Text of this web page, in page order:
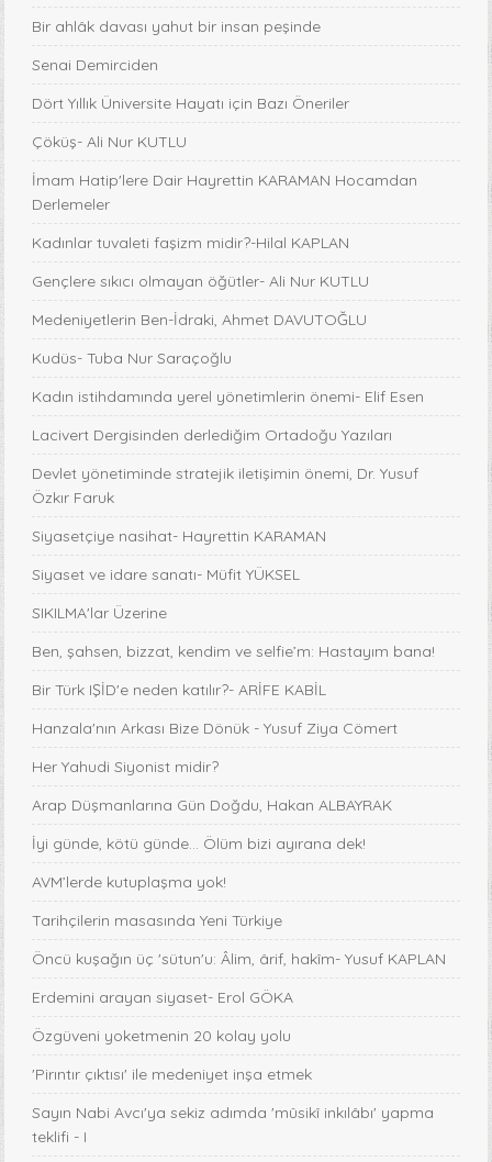
Bir ahlâk davası yahut bir insan peşinde
Senai Demirciden
Dört Yıllık Üniversite Hayatı için Bazı Öneriler
Çöküş- Ali Nur KUTLU
İmam Hatip'lere Dair Hayrettin KARAMAN Hocamdan
Derlemeler
Kadınlar tuvaleti faşizm midir?-Hilal KAPLAN
Gençlere sıkıcı olmayan öğütler- Ali Nur KUTLU
Medeniyetlerin Ben-İdraki, Ahmet DAVUTOĞLU
Kudüs- Tuba Nur Saraçoğlu
Kadın istihdamında yerel yönetimlerin önemi- Elif Esen
Lacivert Dergisinden derlediğim Ortadoğu Yazıları
Devlet yönetiminde stratejik iletişimin önemi, Dr. Yusuf
Özkır Faruk
Siyasetçiye nasihat- Hayrettin KARAMAN
Siyaset ve idare sanatı- Müfit YÜKSEL
SIKILMA'lar Üzerine
Ben, şahsen, bizzat, kendim ve selfie’m: Hastayım bana!
Bir Türk IŞİD'e neden katılır?- ARİFE KABİL
Hanzala'nın Arkası Bize Dönük - Yusuf Ziya Cömert
Her Yahudi Siyonist midir?
Arap Düşmanlarına Gün Doğdu, Hakan ALBAYRAK
İyi günde, kötü günde... Ölüm bizi ayırana dek!
AVM’lerde kutuplaşma yok!
Tarihçilerin masasında Yeni Türkiye
Öncü kuşağın üç 'sütun'u: Âlim, ârif, hakîm- Yusuf KAPLAN
Erdemini arayan siyaset- Erol GÖKA
Özgüveni yoketmenin 20 kolay yolu
'Pirıntır çıktısı' ile medeniyet inşa etmek
Sayın Nabi Avcı'ya sekiz adımda 'mûsikî inkılâbı' yapma
teklifi - I